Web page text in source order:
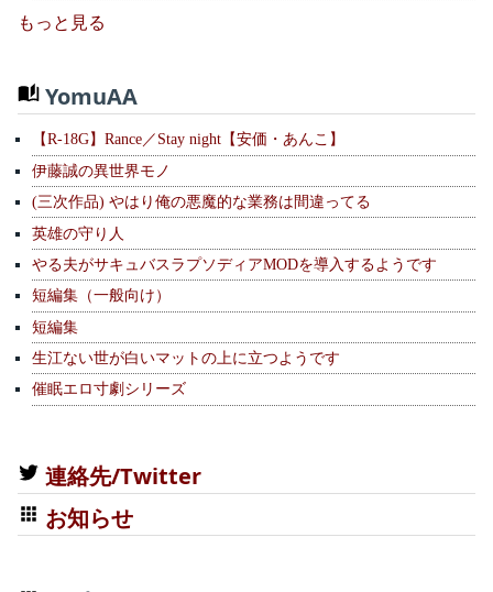
もっと見る
YomuAA
【R-18G】Rance／Stay night【安価・あんこ】
伊藤誠の異世界モノ
(三次作品) やはり俺の悪魔的な業務は間違ってる
英雄の守り人
やる夫がサキュバスラプソディアMODを導入するようです
短編集（一般向け）
短編集
生江ない世が白いマットの上に立つようです
催眠エロ寸劇シリーズ
連絡先/Twitter
お知らせ